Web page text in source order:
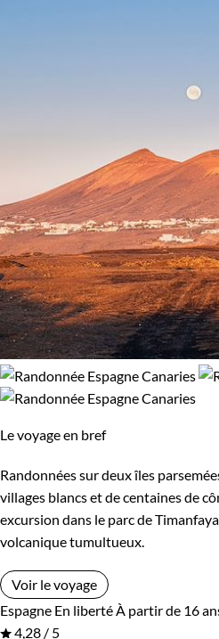
Le voyage en bref
Randonnées sur deux îles
villages blancs et de centaines de
excursion dans le parc de
volcanique tumultueux.
Voir le voyage
Espagne En liberté À partir de 16
4,28 / 5